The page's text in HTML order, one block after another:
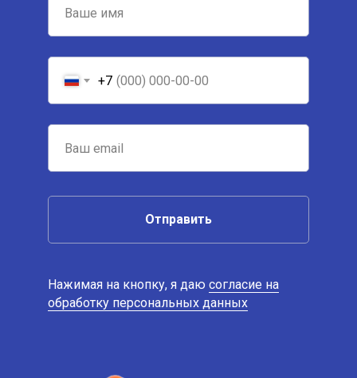
+7
Отправить
Нажимая на кнопку, я даю согласие на
обработку персональных данных